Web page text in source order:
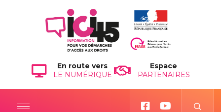
En route vers
LE NUMÉRIQUE
Espace
PARTENAIRES